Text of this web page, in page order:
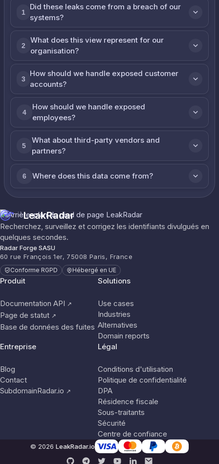
1
Did these leaks come from a breach of our
systems?
2
What does this view represent for our
organisation?
3
How should we handle exposed customer
accounts?
4
How should we handle exposed
employees?
5
What about third-party vendors and
partners?
6 Where does this data come from?
LeakRadar
Recherchez, surveillez et corrigez les identifiants divulgués en
quelques secondes.
Radar Forge SASU
60 rue François 1er, 75008 Paris, France
Conforme RGPD Hébergé en UE
Produit
Documentation API ↗
Page de statut ↗
Base de données des fuites
Solutions
Use cases
Industries
Alternatives
Domain reports
Entreprise
Blog
Contact
SubdomainRadar.io ↗
Légal
Conditions d'utilisation
Politique de confidentialité
DPA
Résidence fiscale
Sous-traitants
Sécurité
Centre de confiance
© 2026 LeakRadar.io